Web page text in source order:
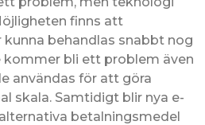
finns att
behandlas snabbt nog
bli ett problem även
användas för att göra
skala. Samtidigt blir nya e-
betalningsmedel